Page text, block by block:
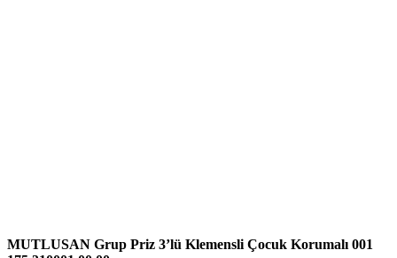
MUTLUSAN Grup Priz 3’lü Klemensli Çocuk Korumalı 001